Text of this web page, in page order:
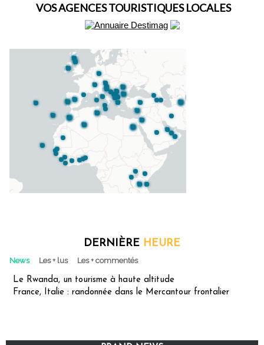
VOS AGENCES TOURISTIQUES LOCALES
DERNIÈRE HEURE
News Les + lus Les + commentés
Le Rwanda, un tourisme à haute altitude
France, Italie : randonnée dans le Mercantour frontalier